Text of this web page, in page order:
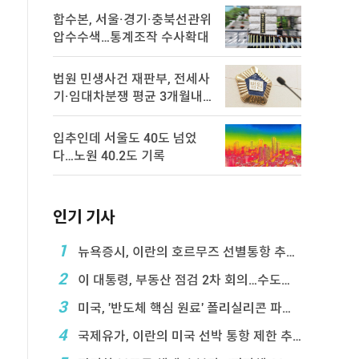
합수본, 서울·경기·충북선관위
압수수색…통계조작 수사확대
법원 민생사건 재판부, 전세사
기·임대차분쟁 평균 3개월내
해결
입추인데 서울도 40도 넘었
다…노원 40.2도 기록
인기 기사
1
뉴욕증시, 이란의 호르무즈 선별통항 추진에 하락
2 이 대통령, 부동산 점검 2차 회의…수도권 공급대책 ...
3 미국, '반도체 핵심 원료' 폴리실리콘 파생상품에 ...
4 국제유가, 이란의 미국 선박 통항 제한 추진에 상승